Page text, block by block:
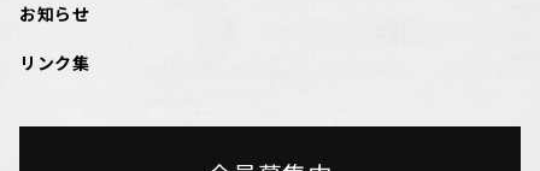
お知らせ
リンク集